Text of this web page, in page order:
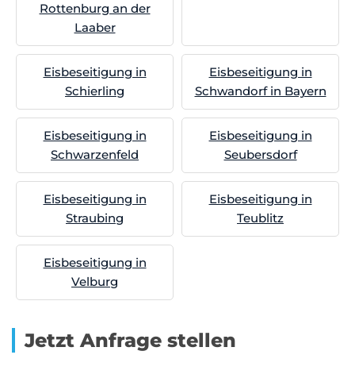
Rottenburg an der
Laaber
Eisbeseitigung in
Schierling
Eisbeseitigung in
Schwandorf in Bayern
Eisbeseitigung in
Schwarzenfeld
Eisbeseitigung in
Seubersdorf
Eisbeseitigung in
Straubing
Eisbeseitigung in
Teublitz
Eisbeseitigung in
Velburg
Jetzt Anfrage stellen